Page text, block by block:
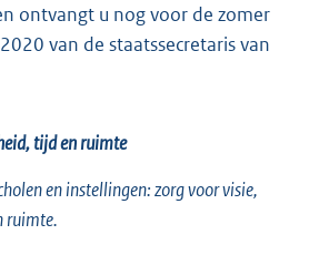
ontvangt u nog voor de zomer
van de staatssecretaris van
tijd en ruimte
en instellingen: zorg voor visie,
ruimte.